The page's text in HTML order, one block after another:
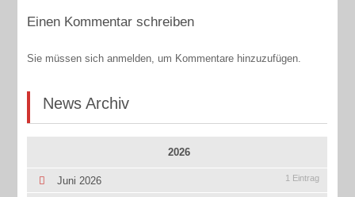
Einen Kommentar schreiben
Sie müssen sich anmelden, um Kommentare hinzuzufügen.
News Archiv
2026
Juni 2026 1 Eintrag